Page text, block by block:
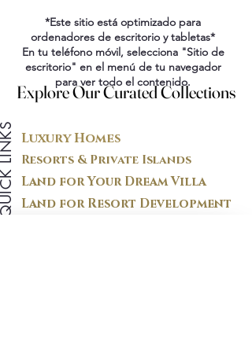
*Este sitio está optimizado para
ordenadores de escritorio y tabletas*
En tu teléfono móvil, selecciona "Sitio de
escritorio" en el menú de tu navegador
para ver todo el contenido.
Explore Our Curated Collections
Explore Our Curated Collections
Luxury Homes
Resorts & Private Islands
Land for Your Dream Villa
Land for Resort Development